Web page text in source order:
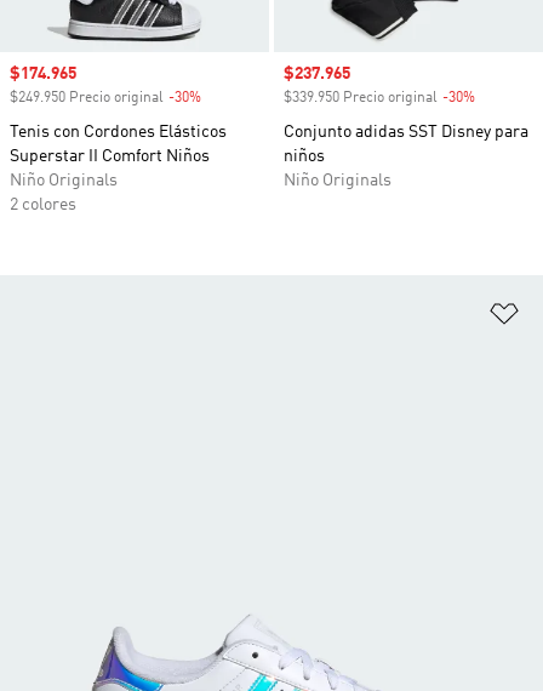
Precio de venta
$174.965
$249.950 Precio original -30%
Tenis con Cordones Elásticos
Superstar II Comfort Niños
Niño Originals
2 colores
Precio de venta
$237.965
$339.950 Precio original -30%
Conjunto adidas SST Disney para
niños
Niño Originals